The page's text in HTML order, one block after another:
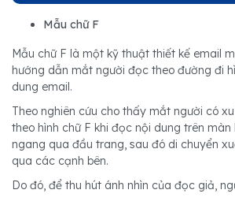
Mẫu chữ F
Mẫu chữ F là một kỹ thuật thiết kế email
hướng dẫn mắt người đọc theo đường đi
dung email.
Theo nghiên cứu cho thấy mắt người có
theo hình chữ F khi đọc nội dung trên
ngang qua đầu trang, sau đó di chuyển
qua các cạnh bên.
Do đó, để thu hút ánh nhìn của đọc giả,